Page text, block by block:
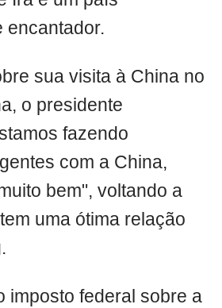
encantador.
sua visita à China no
o presidente
fazendo
com a China,
bem", voltando a
uma ótima relação
imposto federal sobre a